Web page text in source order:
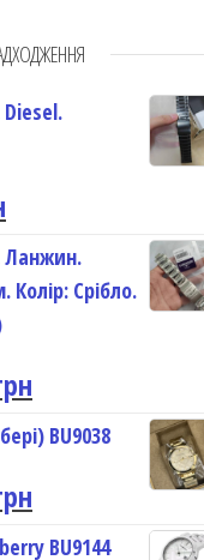
Ланжин.
Колір: Срібло.
BU9038
BU9144